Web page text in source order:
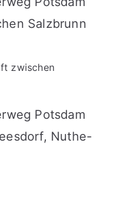
zwischen